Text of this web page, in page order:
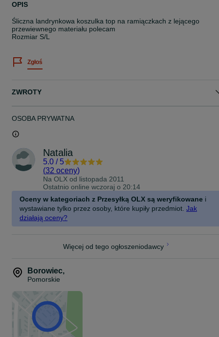
OPIS
Śliczna landrynkowa koszulka top na ramiączkach z lejącego
przewiewnego materiału polecam
Rozmiar S/L
Zgłoś
ZWROTY
OSOBA PRYWATNA
Natalia
5.0 / 5
(32 oceny)
Na OLX od listopada 2011
Ostatnio online wczoraj o 20:14
Oceny w kategoriach z Przesyłką OLX są weryfikowane i
wystawiane tylko przez osoby, które kupiły przedmiot. Jak
działają oceny?
Więcej od tego ogłoszeniodawcy
Borowiec,
Pomorskie